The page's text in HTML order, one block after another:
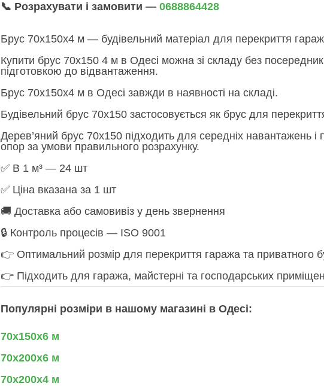
📞 Розрахувати і замовити — 0688864428
Брус 70х150х4 м — будівельний матеріал для перекриття
Купити брус 70х150 4 м в Одесі можна зі складу без
підготовкою до відвантаження.
Брус 70х150х4 м в Одесі завжди в наявності на складі.
Будівельний брус 70х150 застосовується як брус для
Дерев’яний брус 70х150 підходить для середніх навантажень і
опор за умови правильного розрахунку.
✅ В 1 м³ — 24 шт
✅ Ціна вказана за 1 шт
🚚 Доставка або самовивіз у день звернення
🔒 Контроль процесів — ISO 9001
👉 Оптимальний розмір для перекриття гаража та приватного
👉 Підходить для гаража, майстерні та господарських
Популярні розміри в нашому магазині в Одесі:
70х150х6 м
70х200х6 м
70х200х4 м